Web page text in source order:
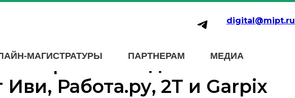
digital@mipt.ru
МАГИСТРАТУРЫ ПАРТНЕРАМ МЕДИА
решения для бизнес-
Иви, Работа.ру, 2Т и Garpix